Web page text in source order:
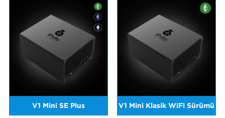
V1 Mini SE Plus V1 Mini Klasik WiFi Sürümü